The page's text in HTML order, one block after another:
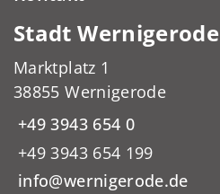
Stadt Wernigerode
Marktplatz 1
38855 Wernigerode
+49 3943 654 0
+49 3943 654 199
info@wernigerode.de